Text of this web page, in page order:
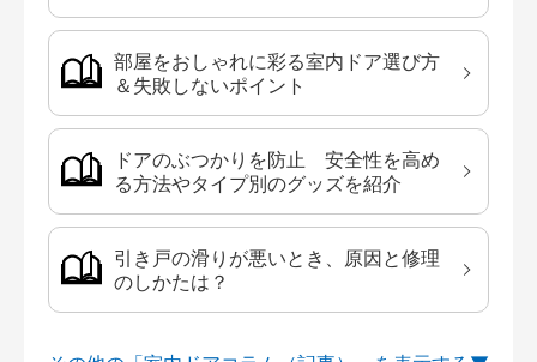
部屋をおしゃれに彩る室内ドア選び方
＆失敗しないポイント
ドアのぶつかりを防止 安全性を高め
る方法やタイプ別のグッズを紹介
引き戸の滑りが悪いとき、原因と修理
のしかたは？